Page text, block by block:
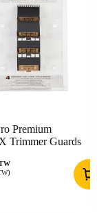
Premium
Trimmer Guards
)